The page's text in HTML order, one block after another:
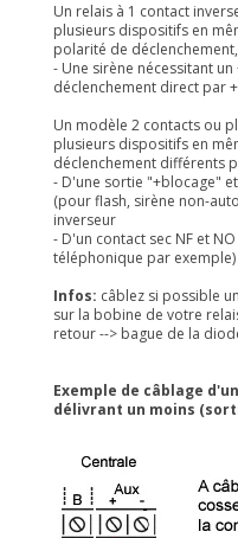
Un relais à 1 contact
plusieurs dispositifs en
polarité de
- Une sirène nécessitant
déclenchement direct par
Un modèle 2 contacts ou
plusieurs dispositifs en
déclenchement différents
- D'une sortie "+blocage"
(pour flash, sirène non-
inverseur
- D'un contact sec NF et
téléphonique par
Infos: câblez si possible
sur la bobine de votre
retour --> bague de la
Exemple de câblage
délivrant un moins